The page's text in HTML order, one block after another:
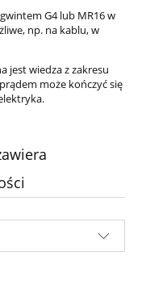
G4 lub MR16 w
np. na kablu, w
jest wiedza z zakresu
może kończyć się